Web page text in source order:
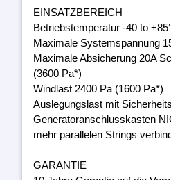
EINSATZBEREICH
Betriebstemperatur -40 to
Maximale Systemspannung
Maximale Absicherung 20A
(3600 Pa*)
Windlast 2400 Pa (1600 Pa*)
Auslegungslast mit
Generatoranschlusskasten
mehr parallelen Strings
GARANTIE